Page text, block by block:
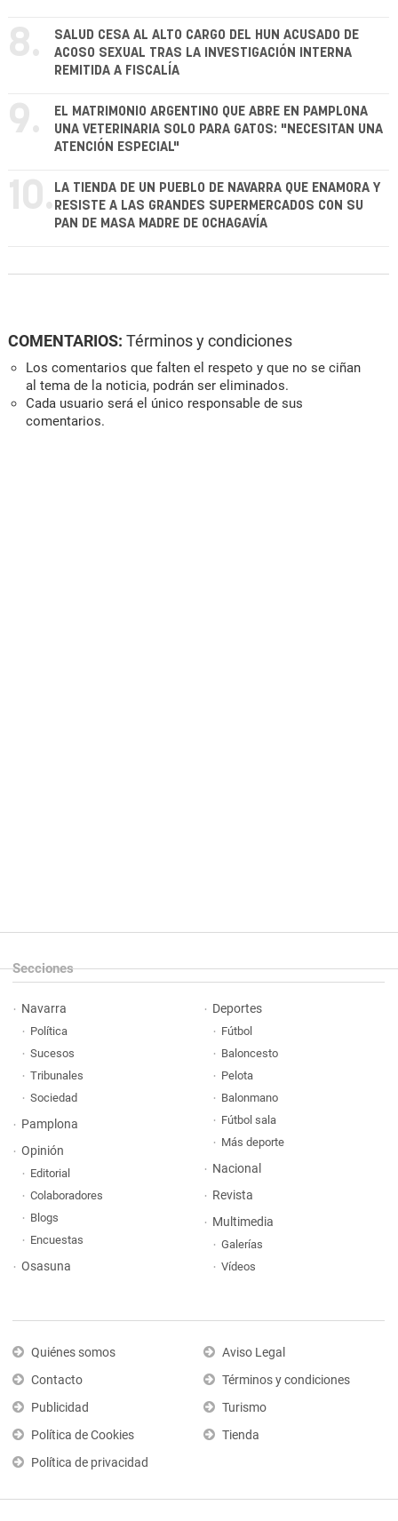
8.
SALUD CESA AL ALTO CARGO DEL HUN ACUSADO DE
ACOSO SEXUAL TRAS LA INVESTIGACIÓN INTERNA
REMITIDA A FISCALÍA
9.
EL MATRIMONIO ARGENTINO QUE ABRE EN PAMPLONA
UNA VETERINARIA SOLO PARA GATOS: "NECESITAN UNA
ATENCIÓN ESPECIAL"
10. LA TIENDA DE UN PUEBLO DE NAVARRA QUE ENAMORA Y
RESISTE A LAS GRANDES SUPERMERCADOS CON SU
PAN DE MASA MADRE DE OCHAGAVÍA
COMENTARIOS: Términos y condiciones
Los comentarios que falten el respeto y que no se ciñan
al tema de la noticia, podrán ser eliminados.
Cada usuario será el único responsable de sus
comentarios.
Secciones
Navarra
Política
Sucesos
Tribunales
Sociedad
Pamplona
Opinión
Editorial
Colaboradores
Blogs
Encuestas
Osasuna
Deportes
Fútbol
Baloncesto
Pelota
Balonmano
Fútbol sala
Más deporte
Nacional
Revista
Multimedia
Galerías
Vídeos
Quiénes somos
Contacto
Publicidad
Política de Cookies
Política de privacidad
Aviso Legal
Términos y condiciones
Turismo
Tienda